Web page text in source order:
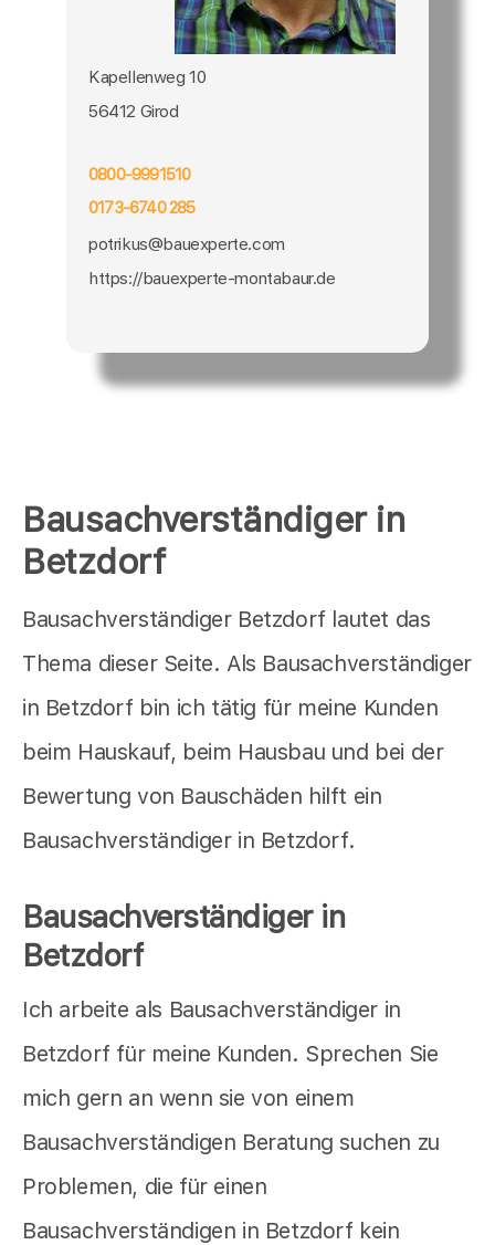
Bausachverständiger in
Betzdorf
Bausachverständiger Betzdorf lautet das
Thema dieser Seite. Als Bausachverständiger
in Betzdorf bin ich tätig für meine Kunden
beim Hauskauf, beim Hausbau und bei der
Bewertung von Bauschäden hilft ein
Bausachverständiger in Betzdorf.
Bausachverständiger in
Betzdorf
Ich arbeite als Bausachverständiger in
Betzdorf für meine Kunden. Sprechen Sie
mich gern an wenn sie von einem
Bausachverständigen Beratung suchen zu
Problemen, die für einen
Bausachverständigen in Betzdorf kein
Kapellenweg 10
56412 Girod
0800-9991510
0173-6740 285
potrikus@bauexperte.com
https://bauexperte-montabaur.de